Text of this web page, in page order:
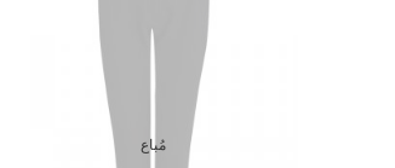
مُباع